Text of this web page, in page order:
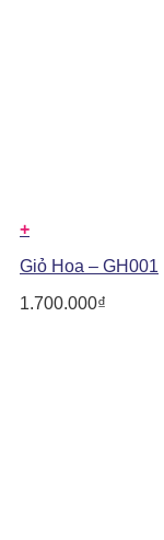
+
Giỏ Hoa – GH001
1.700.000₫